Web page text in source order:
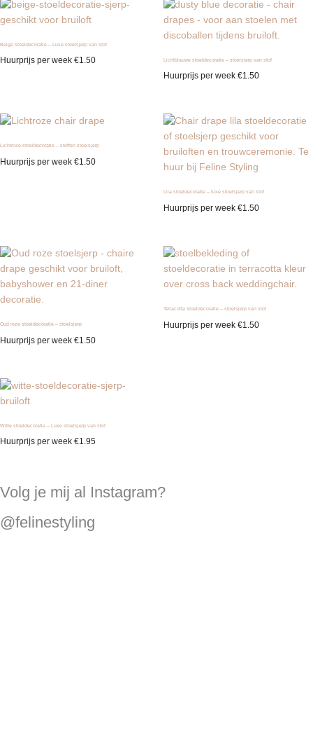
Beige stoeldecoratie – Luxe stoelsjerp van stof
Huurprijs per week €1.50 Lichtblauwe stoeldecoratie – stoelsjerp van stof
Huurprijs per week €1.50
Lichtroze stoeldecoratie – stoffen stoelsjerp
Huurprijs per week €1.50
Lila stoeldecoratie – luxe stoelsjerp van stof
Huurprijs per week €1.50
Oud roze stoeldecoratie – stoelsjerp
Huurprijs per week €1.50
Terracotta stoeldecoratie – stoelsjerp van stof
Huurprijs per week €1.50
Witte stoeldecoratie – Luxe stoelsjerp van stof
Huurprijs per week €1.95
Volg je mij al Instagram?
@felinestyling